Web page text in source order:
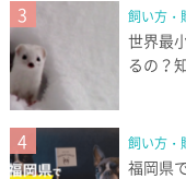
3 飼い方・
世界最
るの？
4 飼い方・
福岡県